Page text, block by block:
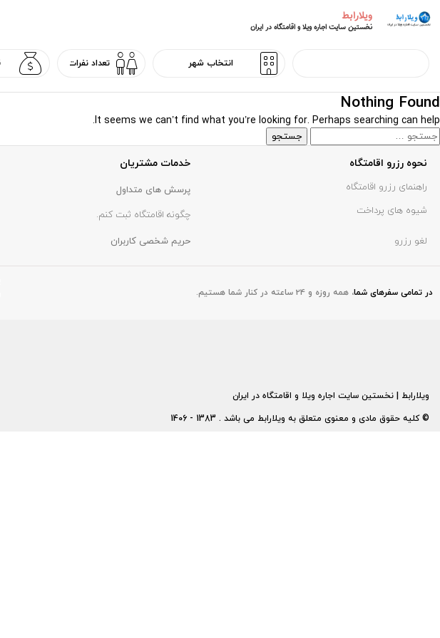
ویلارابط
نخستین سایت اجاره ویلا و اقامتگاه در ایران
Nothing Found
It seems we can’t find what you’re looking for. Perhaps searching can help.
نحوه رزرو اقامتگاه
راهنمای رزرو اقامتگاه
شیوه های پرداخت
لغو رزرو
خدمات مشتریان
پرسش های متداول
چگونه اقامتگاه ثبت کنم.
حریم شخصی کاربران
در تمامی سفر‌های شما، همه روزه و 24 ساعته در کنار شما هستیم.
ویلارابط | نخستین سایت اجاره ویلا و اقامتگاه در ایران
© کلیه حقوق مادی و معنوی متعلق به ویلارابط می باشد . 1383 - 1406